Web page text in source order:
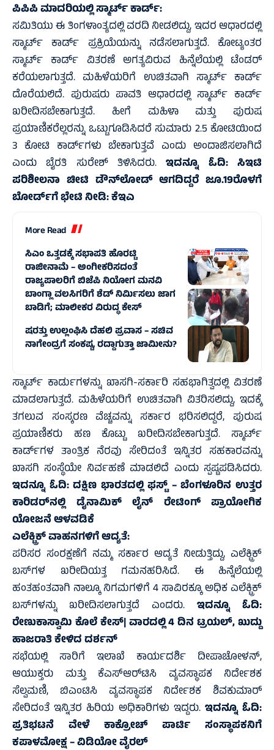
ಪಿಪಿಪಿ ಮಾದರಿಯಲ್ಲಿ ಸ್ಮಾರ್ಟ್ ಕಾರ್ಡ್:
ಸಮಿತಿಯು ಈ ತಿಂಗಳಾಂತ್ಯದಲ್ಲಿ ವರದಿ ನೀಡಲಿದ್ದು, ಇದರ ಆಧಾರದಲ್ಲಿ
ಸ್ಮಾರ್ಟ್ ಕಾರ್ಡ್ ಪ್ರಕ್ರಿಯೆಯನ್ನು ನಡೆಸಲಾಗುತ್ತದೆ. ಕೋಟ್ಯಂತರ
ಸ್ಮಾರ್ಟ್ ಕಾರ್ಡ್ ವಿತರಣೆ ಅಗತ್ಯವಿರುವ ಹಿನ್ನೆಲೆಯಲ್ಲಿ ಟೆಂಡರ್
ಕರೆಯಲಾಗುತ್ತದೆ. ಮಹಿಳೆಯರಿಗೆ ಉಚಿತವಾಗಿ ಸ್ಮಾರ್ಟ್ ಕಾರ್ಡ್
ದೊರೆಯಲಿದೆ. ಪುರುಷರು ಪಾವತಿ ಆಧಾರದಲ್ಲಿ ಸ್ಮಾರ್ಟ್ ಕಾರ್ಡ್
ಖರೀದಿಸಬೇಕಾಗುತ್ತದೆ. ಹೀಗೆ ಮಹಿಳಾ ಮತ್ತು ಪುರುಷ
ಪ್ರಯಾಣಿಕರೆಲ್ಲರನ್ನು ಒಟ್ಟುಗೂಡಿಸಿದರೆ ಸುಮಾರು 2.5 ಕೋಟಿಯಿಂದ
3 ಕೋಟಿ ಕಾರ್ಡ್‌ಗಳು ಬೇಕಾಗುತ್ತವೆ ಎಂದು ಅಂದಾಜಿಸಲಾಗಿದೆ
ಎಂದು ಬೈರತಿ ಸುರೇಶ್ ತಿಳಿಸಿದರು.ಇದನ್ನೂ ಓದಿ:ಸಿಇಟಿ
ಪರಿಶೀಲನಾ ಚೀಟಿ ಡೌನ್‌ಲೋಡ್ ಆಗದಿದ್ದರೆ ಜೂ.19ರೊಳಗೆ
ಬೋರ್ಡ್‌ಗೆ ಭೇಟಿ ನೀಡಿ: ಕೆಇಎ
More Read
ಸಿಎಂ ಒತ್ತಡಕ್ಕೆ ಸಭಾಪತಿ ಹೊರಟ್ಟಿ
ರಾಜೀನಾಮೆ – ಅಂಗೀಕರಿಸದಂತೆ
ರಾಜ್ಯಪಾಲರಿಗೆ ಬಿಜೆಪಿ ನಿಯೋಗ ಮನವಿ
ಬಾಂಗ್ಲಾ ವಲಸಿಗರಿಗೆ ಶೆಡ್ ನಿರ್ಮಿಸಲು ಜಾಗ
ಬಾಡಿಗೆ; ಮಾಲೀಕರ ವಿರುದ್ಧ ಕೇಸ್
ಷರತ್ತು ಉಲ್ಲಂಘಿಸಿ ದೆಹಲಿ ಪ್ರವಾಸ – ಸಚಿವ
ನಾಗೇಂದ್ರಗೆ ಸಂಕಷ್ಟ, ರದ್ದಾಗುತ್ತಾ ಜಾಮೀನು?
ಸ್ಮಾರ್ಟ್ ಕಾರ್ಡುಗಳನ್ನು ಖಾಸಗಿ-ಸರ್ಕಾರಿ ಸಹಭಾಗಿತ್ವದಲ್ಲಿ ವಿತರಣೆ
ಮಾಡಲಾಗುತ್ತದೆ. ಮಹಿಳೆಯರಿಗೆ ಉಚಿತವಾಗಿ ವಿತರಿಸಲಿದ್ದು, ಇದಕ್ಕೆ
ತಗಲುವ ಸಂಸ್ಕರಣ ವೆಚ್ಚವನ್ನು ಸರ್ಕಾರ ಭರಿಸಲಿದ್ದರೆ, ಪುರುಷ
ಪ್ರಯಾಣಿಕರು ಹಣ ಕೊಟ್ಟು ಖರೀದಿಸಬೇಕಾಗುತ್ತದೆ. ಸ್ಮಾರ್ಟ್
ಕಾರ್ಡ್‌ಗಳ ತಾಂತ್ರಿಕ ನೆರವು ಸೇರಿದಂತೆ ಇನ್ನಿತರ ಸಹಕಾರವನ್ನು
ಖಾಸಗಿ ಸಂಸ್ಥೆಯೇ ನಿರ್ವಹಣೆ ಮಾಡಲಿದೆ ಎಂದು ಸ್ಪಷ್ಟಪಡಿಸಿದರು.
ಇದನ್ನೂ ಓದಿ:ದಕ್ಷಿಣ ಭಾರತದಲ್ಲಿ ಫಸ್ಟ್‌ – ಬೆಂಗಳೂರಿನ ಉತ್ತರ
ಕಾರಿಡರ್‌ನಲ್ಲಿ ಡೈನಾಮಿಕ್ ಲೈನ್ ರೇಟಿಂಗ್ ಪ್ರಾಯೋಗಿಕ
ಯೋಜನೆ ಆಳವಡಿಕೆ
ಎಲೆಕ್ಟ್ರಿಕ್ ವಾಹನಗಳಿಗೆ ಆದ್ಯತೆ:
ಪರಿಸರ ಸಂರಕ್ಷಣೆಗೆ ನಮ್ಮ ಸರ್ಕಾರ ಆದ್ಯತೆ ನೀಡುತ್ತಿದ್ದು, ಎಲೆಕ್ಟ್ರಿಕ್
ಬಸ್‌ಗಳ ಖರೀದಿಯತ್ತ ಗಮನಹರಿಸಿದೆ. ಈ ಹಿನ್ನೆಲೆಯಲ್ಲಿ
ಹಂತಹಂತವಾಗಿ ನಾಲ್ಕೂ ನಿಗಮಗಳಿಗೆ 4 ಸಾವಿರಕ್ಕೂ ಅಧಿಕ ಎಲೆಕ್ಟ್ರಿಕ್
ಬಸ್‌ಗಳನ್ನು ಖರೀದಿಸಲಾಗುತ್ತದೆ ಎಂದರು. ಇದನ್ನೂ ಓದಿ:
ರೇಣುಕಾಸ್ವಾಮಿ ಕೊಲೆ ಕೇಸ್| ವಾರದಲ್ಲಿ 4 ದಿನ ಟ್ರಯಲ್‌, ಖುದ್ದು
ಹಾಜರಾತಿ ಕೇಳಿದ ದರ್ಶನ್
ಸಭೆಯಲ್ಲಿ ಸಾರಿಗೆ ಇಲಾಖೆ ಕಾರ್ಯದರ್ಶಿ ದೀಪಾಚೋಳನ್,
ಆಯುಕ್ತರು ಮತ್ತು ಕೆಎಸ್‌ಆರ್‌ಟಿಸಿ ವ್ಯವಸ್ಥಾಪಕ ನಿರ್ದೇಶಕ
ಸೆಲ್ವಮಣಿ, ಬಿಎಂಟಿಸಿ ವ್ಯವಸ್ಥಾಪಕ ನಿರ್ದೇಶಕ ಶಿವಕುಮಾರ್
ಸೇರಿದಂತೆ ಇನ್ನಿತರ ಹಿರಿಯ ಅಧಿಕಾರಿಗಳು ಇದ್ದರು. ಇದನ್ನೂ ಓದಿ:
ಪ್ರತಿಭಟನೆ ವೇಳೆ ಕಾಕ್ರೋಚ್ ಪಾರ್ಟಿ ಸಂಸ್ಥಾಪಕನಿಗೆ
ಕಪಾಳಮೋಕ್ಷ – ವಿಡಿಯೋ ವೈರಲ್‌